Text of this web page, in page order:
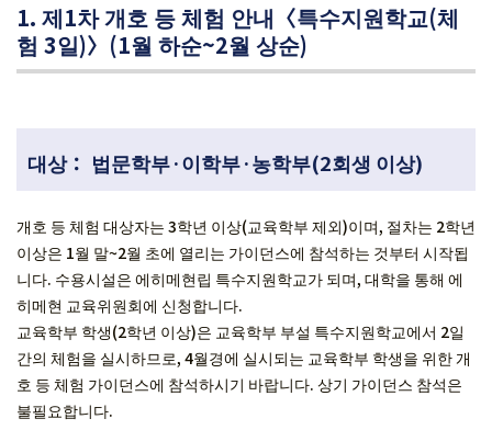
1. 제1차 개호 등 체험 안내〈특수지원학교(체
험 3일)〉(1월 하순~2월 상순)
대상： 법문학부·이학부·농학부(2회생 이상)
개호 등 체험 대상자는 3학년 이상(교육학부 제외)이며, 절차는 2학년
이상은 1월 말~2월 초에 열리는 가이던스에 참석하는 것부터 시작됩
니다. 수용시설은 에히메현립 특수지원학교가 되며, 대학을 통해 에
히메현 교육위원회에 신청합니다.
교육학부 학생(2학년 이상)은 교육학부 부설 특수지원학교에서 2일
간의 체험을 실시하므로, 4월경에 실시되는 교육학부 학생을 위한 개
호 등 체험 가이던스에 참석하시기 바랍니다. 상기 가이던스 참석은
불필요합니다.